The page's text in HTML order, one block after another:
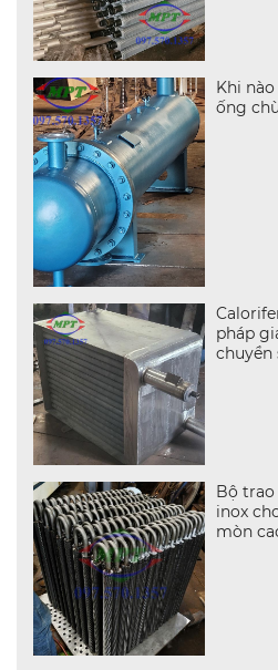
Khi
ống
pháp
chuyền
Bộ
inox
mòn